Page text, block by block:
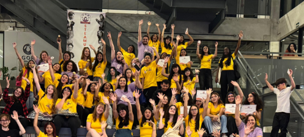
Meninas Digitais
Personalidades da
Computação
Variedades
Histórico
COVID
Entrevistas
Eu sou a cara da
computação